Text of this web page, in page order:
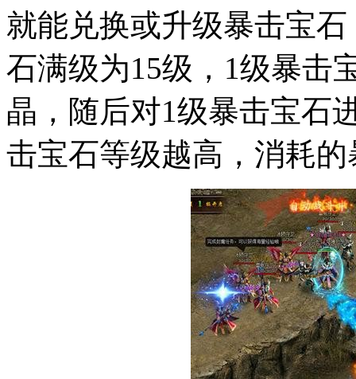
就能兑换或升级暴击宝
石满级为15级，1级暴击
晶，随后对1级暴击宝石
击宝石等级越高，消耗